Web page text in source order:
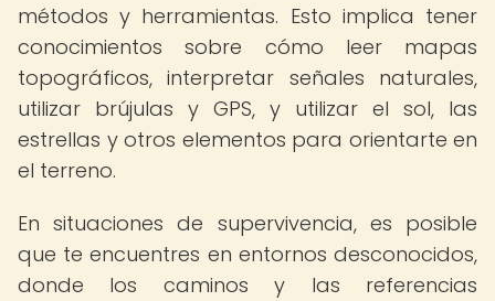
métodos y herramientas. Esto implica tener
conocimientos sobre cómo leer mapas
topográficos, interpretar señales naturales,
utilizar brújulas y GPS, y utilizar el sol, las
estrellas y otros elementos para orientarte en
el terreno.
En situaciones de supervivencia, es posible
que te encuentres en entornos desconocidos,
donde los caminos y las referencias